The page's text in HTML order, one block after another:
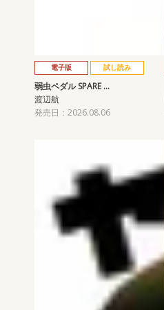
電子版 試し読み
弱虫ペダル SPARE …
渡辺航
発売日：2026.08.06